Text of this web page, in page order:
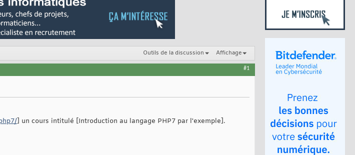
Outils de la discussion Affichage
#1
] un cours intitulé [Introduction au langage PHP7 par l'exemple].